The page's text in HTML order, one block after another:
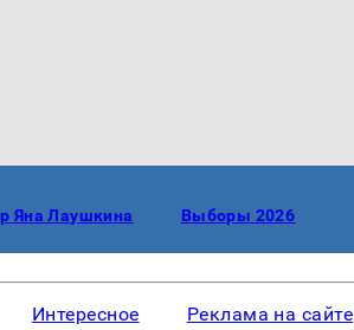
Яна Лаушкина Выборы 2026
Интересное Реклама на сайте